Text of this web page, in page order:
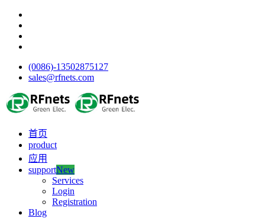
(0086)-13502875127
sales@rfnets.com
首页
product
应用
supportNew
Services
Login
Registration
Blog